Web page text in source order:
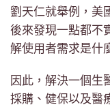
劉天仁就舉例，美
後來發現一點都不
解使用者需求是什
因此，解決一個生
採購、健保以及醫